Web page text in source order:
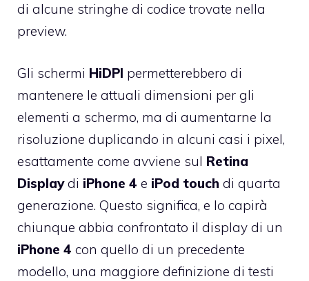
di alcune stringhe di codice trovate nella
preview.
Gli schermi HiDPI permetterebbero di
mantenere le attuali dimensioni per gli
elementi a schermo, ma di aumentarne la
risoluzione duplicando in alcuni casi i pixel,
esattamente come avviene sul Retina
Displaydi iPhone 4 e iPod touch di quarta
generazione. Questo significa, e lo capirà
chiunque abbia confrontato il display di un
iPhone 4 con quello di un precedente
modello, una maggiore definizione di testi